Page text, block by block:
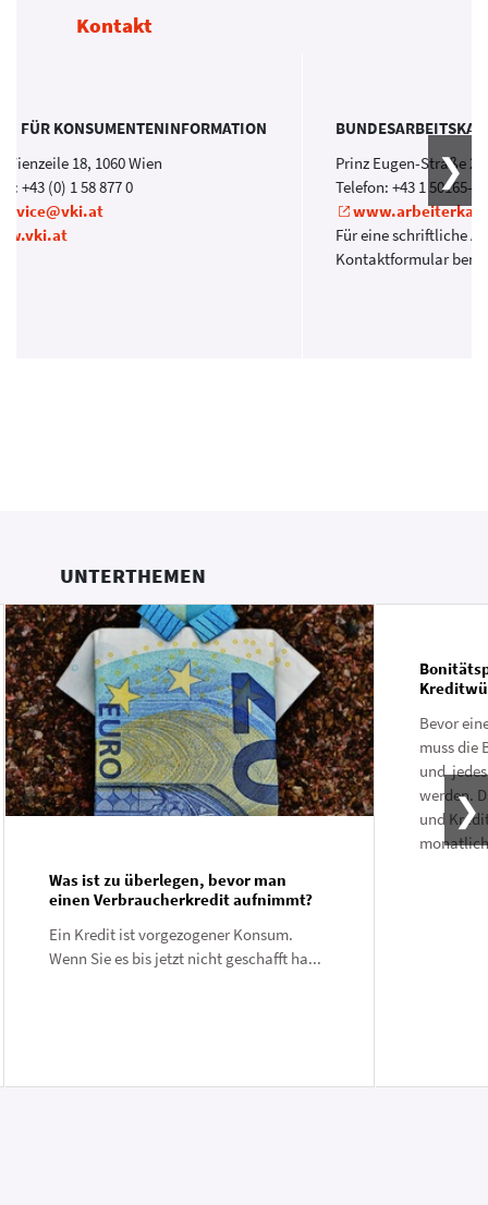
Kontakt
FÜR KONSUMENTENINFORMATION
18, 1060 Wien
+43 (0) 1 58 877 0
Prinz Eugen-Straße
Telefon: +43 1 50165-0
Für eine schriftliche
Kontaktformular
UNTERTHEMEN
Was ist zu überlegen, bevor man
einen Verbraucherkredit aufnimmt?
Ein Kredit ist vorgezogener Konsum.
Wenn Sie es bis jetzt nicht geschafft ha...
Bevor
muss die
und
werden.
und